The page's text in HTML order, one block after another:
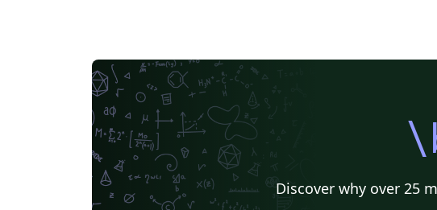
Discover why over 25